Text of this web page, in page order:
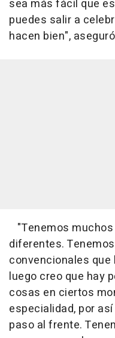
sea más fácil que
puedes salir a
hacen bien",
"Tenemos
diferentes.
convencionales
luego creo que hay
cosas en ciertos
especialidad, por
paso al frente.